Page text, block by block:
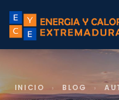
INICIO › BLOG ›